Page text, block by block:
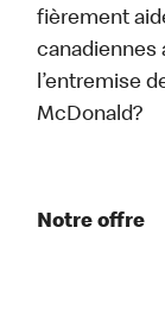
fièrement
canadiennes
l’entremise
McDonald?
Notre offre